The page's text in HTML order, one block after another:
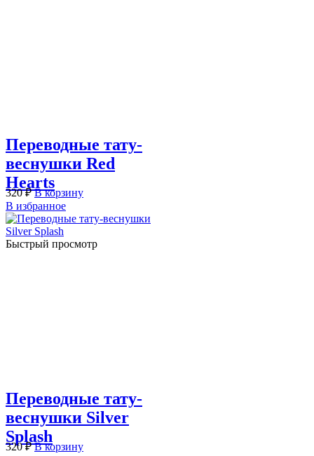
Переводные тату-
веснушки Red
Hearts
320₽ В корзину
В избранное
Быстрый просмотр
Переводные тату-
веснушки Silver
Splash
320₽ В корзину